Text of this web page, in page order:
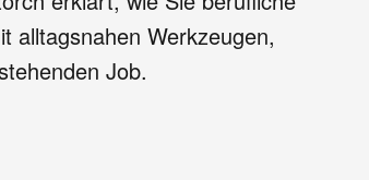
alltagsnahen Werkzeugen,
Job.